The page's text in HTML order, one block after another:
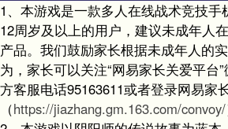
1、本游戏是一款多人在线战术竞技
12周岁及以上的用户，建议未成年人
产品。我们鼓励家长根据未成年人的
为，家长可以关注“网易家长关爱平台
方客服电话95163611或者登录网易家
（https://jiazhang.gm.163.com/convoy/